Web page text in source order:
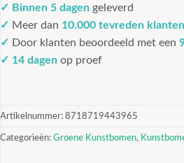
✓ Binnen 5 dagen geleverd
✓ Meer dan 10.000 tevreden klanten
✓ Door klanten beoordeeld met een
✓ 14 dagen op proef
Artikelnummer: 8718719443965
Categorieën: Groene Kunstbomen,